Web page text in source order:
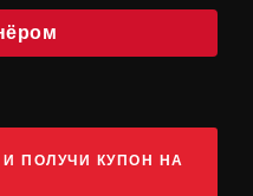
ПОЛУЧИ КУПОН НА